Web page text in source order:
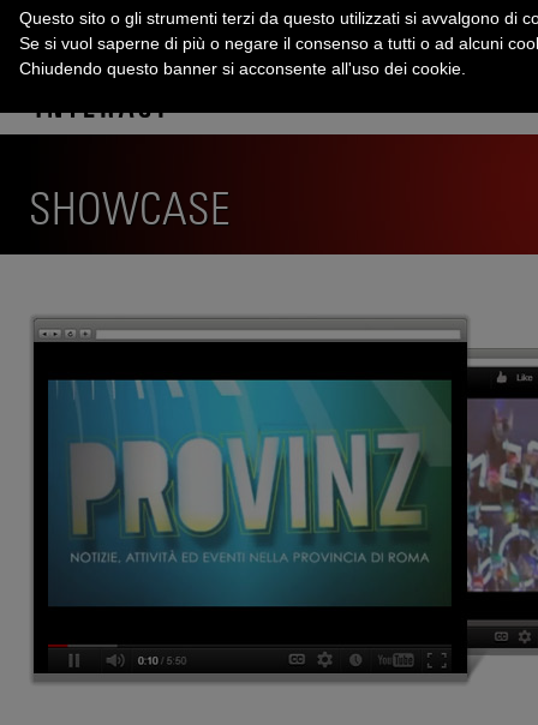
SHOWCASE
Questo sito o gli strumenti terzi da questo utilizzati si avvalgono di
Se si vuol saperne di più o negare il consenso a tutti o ad alcuni
Chiudendo questo banner si acconsente all'uso dei cookie.